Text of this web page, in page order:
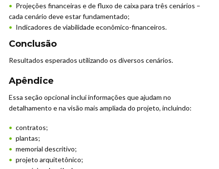
Projeções financeiras e de fluxo de caixa para três cenários –
cada cenário deve estar fundamentado;
Indicadores de viabilidade econômico-financeiros.
Conclusão
Resultados esperados utilizando os diversos cenários.
Apêndice
Essa seção opcional inclui informações que ajudam no
detalhamento e na visão mais ampliada do projeto, incluindo:
contratos;
plantas;
memorial descritivo;
projeto arquitetônico;